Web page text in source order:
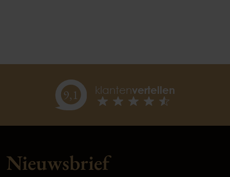
9,1 klantenvertellen
Nieuwsbrief